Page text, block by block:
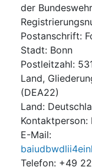
der Bundeswehr
Postanschrift:
Stadt: Bonn
Postleitzahl:
Land,
(DEA22)
Land:
Kontaktperson:
E-Mail:
Telefon: +49